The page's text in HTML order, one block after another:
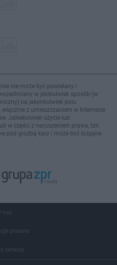
nie może być powielany i
w jakikolwiek sposób (w
na jakimkolwiek polu
z umieszczaniem w Internecie
Jakiekolwiek użycie lub
w części z naruszeniem prawa, tzn.
pod groźbą kary i może być ścigane
nas
prawne
serwisy